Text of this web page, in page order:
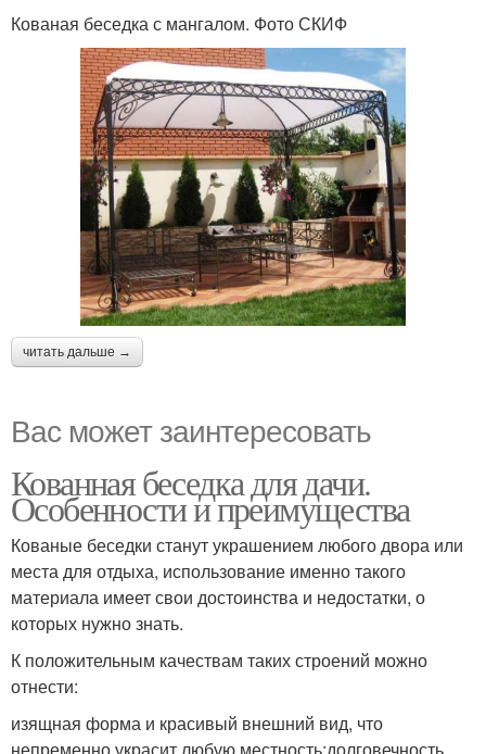
Кованая беседка с мангалом. Фото СКИФ
читать дальше →
Вас может заинтересовать
Кованная беседка для дачи.
Особенности и преимущества
Кованые беседки станут украшением любого двора или
места для отдыха, использование именно такого
материала имеет свои достоинства и недостатки, о
которых нужно знать.
К положительным качествам таких строений можно
отнести:
изящная форма и красивый внешний вид, что